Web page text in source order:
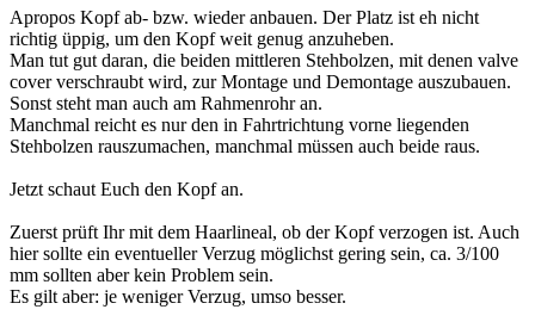
Apropos Kopf ab- bzw. wieder anbauen. Der Platz ist eh nicht
richtig üppig, um den Kopf weit genug anzuheben.
Man tut gut daran, die beiden mittleren Stehbolzen, mit denen valve
cover verschraubt wird, zur Montage und Demontage auszubauen.
Sonst steht man auch am Rahmenrohr an.
Manchmal reicht es nur den in Fahrtrichtung vorne liegenden
Stehbolzen rauszumachen, manchmal müssen auch beide raus.
Jetzt schaut Euch den Kopf an.
Zuerst prüft Ihr mit dem Haarlineal, ob der Kopf verzogen ist. Auch
hier sollte ein eventueller Verzug möglichst gering sein, ca. 3/100
mm sollten aber kein Problem sein.
Es gilt aber: je weniger Verzug, umso besser.